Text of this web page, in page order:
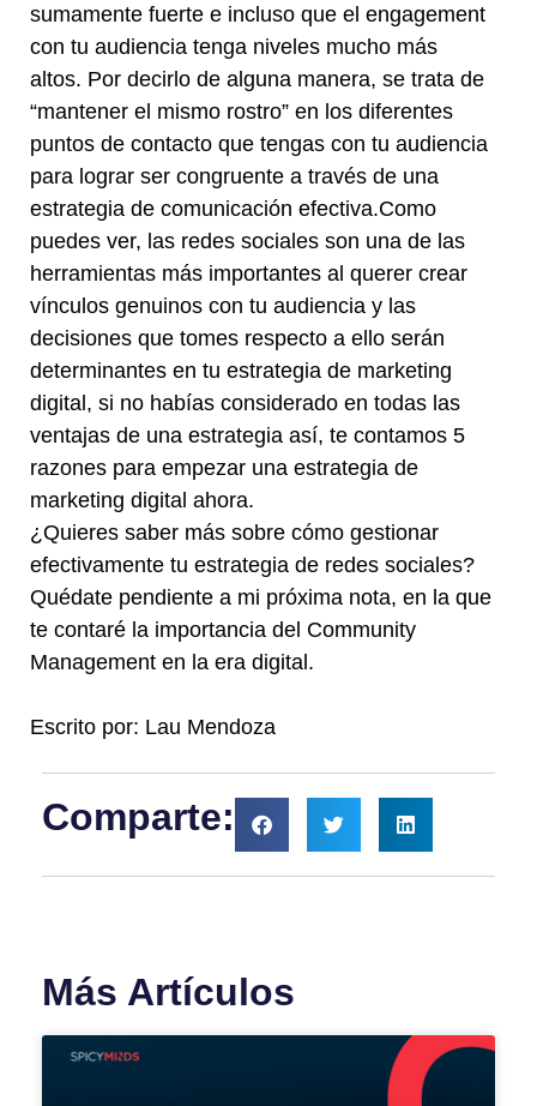
sumamente fuerte e incluso que el engagement
con tu audiencia tenga niveles mucho más
altos. Por decirlo de alguna manera, se trata de
“mantener el mismo rostro” en los diferentes
puntos de contacto que tengas con tu audiencia
para lograr ser congruente a través de una
estrategia de comunicación efectiva.Como
puedes ver, las redes sociales son una de las
herramientas más importantes al querer crear
vínculos genuinos con tu audiencia y las
decisiones que tomes respecto a ello serán
determinantes en tu estrategia de marketing
digital, si no habías considerado en todas las
ventajas de una estrategia así, te contamos 5
razones para empezar una estrategia de
marketing digital ahora.
¿Quieres saber más sobre cómo gestionar
efectivamente tu estrategia de redes sociales?
Quédate pendiente a mi próxima nota, en la que
te contaré la importancia del Community
Management en la era digital.
Escrito por: Lau Mendoza
Comparte:
Más Artículos